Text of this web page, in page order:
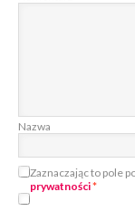
Nazwa
Zaznaczając to pole
prywatności*